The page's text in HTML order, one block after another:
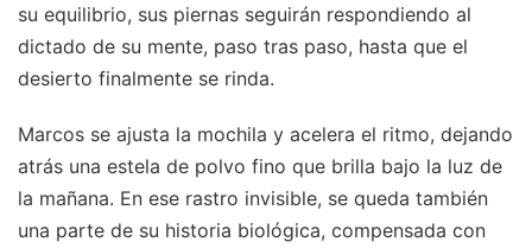
su equilibrio, sus piernas seguirán respondiendo al
dictado de su mente, paso tras paso, hasta que el
desierto finalmente se rinda.
Marcos se ajusta la mochila y acelera el ritmo, dejando
atrás una estela de polvo fino que brilla bajo la luz de
la mañana. En ese rastro invisible, se queda también
una parte de su historia biológica, compensada con